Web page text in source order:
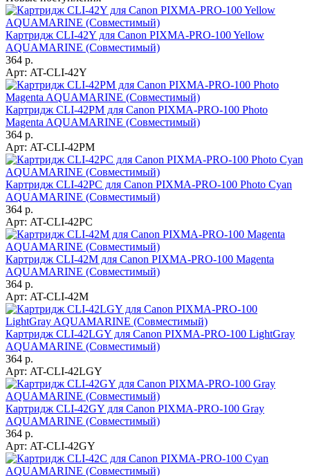
Картридж CLI-42Y для Canon PIXMA-PRO-100 Yellow
AQUAMARINE (Совместимый)
364 р.
Арт: AT-CLI-42Y
Картридж CLI-42PM для Canon PIXMA-PRO-100 Photo
Magenta AQUAMARINE (Совместимый)
364 р.
Арт: AT-CLI-42PM
Картридж CLI-42PC для Canon PIXMA-PRO-100 Photo Cyan
AQUAMARINE (Совместимый)
364 р.
Арт: AT-CLI-42PC
Картридж CLI-42M для Canon PIXMA-PRO-100 Magenta
AQUAMARINE (Совместимый)
364 р.
Арт: AT-CLI-42M
Картридж CLI-42LGY для Canon PIXMA-PRO-100 LightGray
AQUAMARINE (Совместимый)
364 р.
Арт: AT-CLI-42LGY
Картридж CLI-42GY для Canon PIXMA-PRO-100 Gray
AQUAMARINE (Совместимый)
364 р.
Арт: AT-CLI-42GY